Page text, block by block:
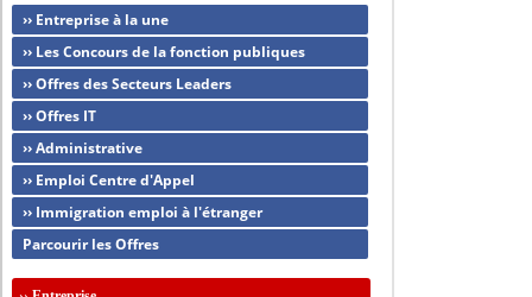
›› Entreprise à la une
›› Les Concours de la fonction publiques
›› Offres des Secteurs Leaders
›› Offres IT
›› Administrative
›› Emploi Centre d'Appel
›› Immigration emploi à l'étranger
Parcourir les Offres